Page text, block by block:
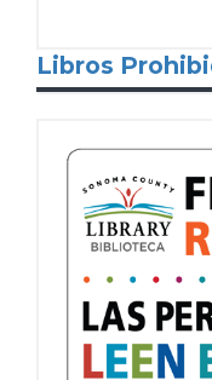
Libros